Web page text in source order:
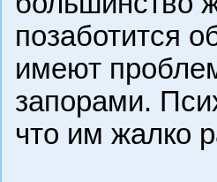
позаботится
имеют
запорами.
что им жалко